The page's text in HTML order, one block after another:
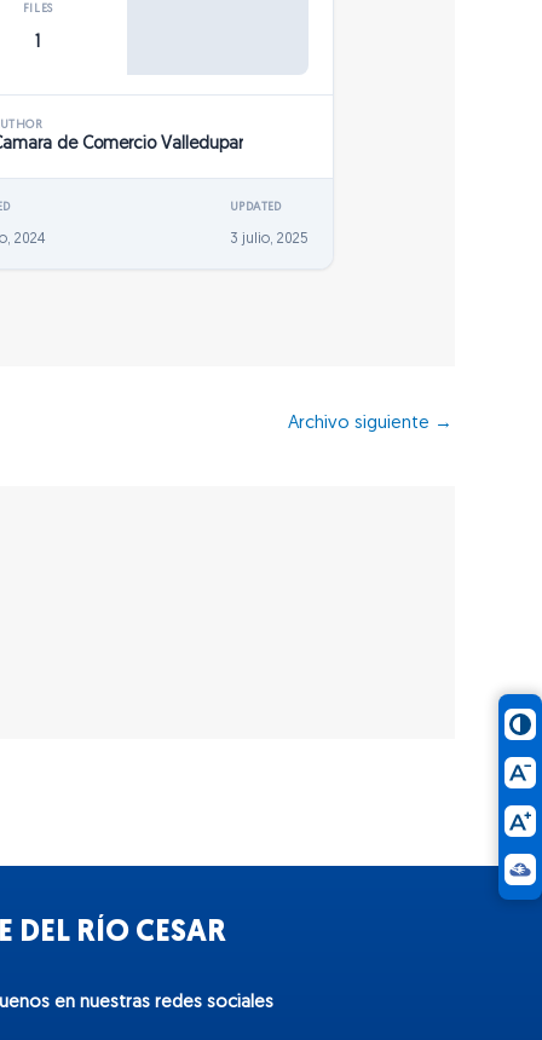
FILES
1
de Comercio Valledupar
2024
UPDATED
3 julio, 2025
Archivo siguiente →
DEL RÍO CESAR
en nuestras redes sociales